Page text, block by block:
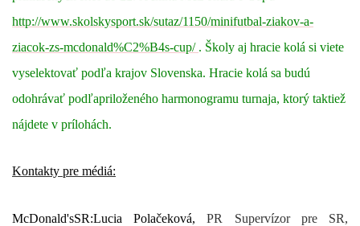
http://www.skolskysport.sk/sutaz/1150/minifutbal-ziakov-a-
ziacok-zs-mcdonald%C2%B4s-cup/ . Školy aj hracie kolá si viete
vyselektovať podľa krajov Slovenska. Hracie kolá sa budú
odohrávať podľapriloženého harmonogramu turnaja, ktorý taktiež
nájdete v prílohách.
Kontakty pre médiá:
McDonald'sSR:Lucia Polačeková, PR Supervízor pre SR,